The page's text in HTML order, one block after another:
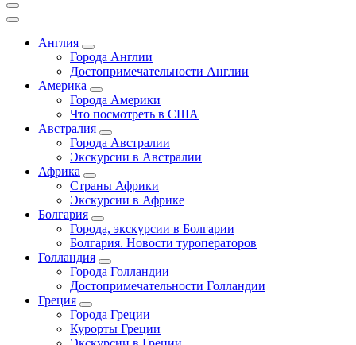
Англия
Города Англии
Достопримечательности Англии
Америка
Города Америки
Что посмотреть в США
Австралия
Города Австралии
Экскурсии в Австралии
Африка
Страны Африки
Экскурсии в Африке
Болгария
Города, экскурсии в Болгарии
Болгария. Новости туроператоров
Голландия
Города Голландии
Достопримечательности Голландии
Греция
Города Греции
Курорты Греции